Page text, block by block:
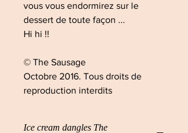
vous vous endormirez sur le
dessert de toute façon ...
Hi hi !!
© The Sausage
Octobre 2016. Tous droits de
reproduction interdits
Ice cream dangles The